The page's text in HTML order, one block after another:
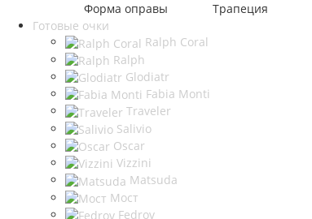
Форма оправы
Трапеция
Готовые очки
Ralph Coral
Ralph
Glodiatr
Fabia Monti
Traveler
Salivio
Oscar
Vizzini
Matsuda
Мост
Fedrov